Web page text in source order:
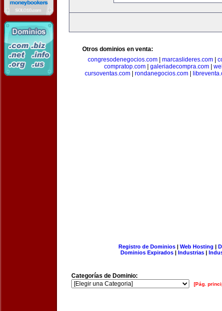
Otros dominios en venta:
congresodenegocios.com| marcaslideres.com|
compratop.com| galeriadecompra.com|
cursoventas.com
rondanegocios.com
Registro de Dominios| Web Hosting |
Dominios Expirados | Industrias |
Categorías de Dominio:
[Pág.